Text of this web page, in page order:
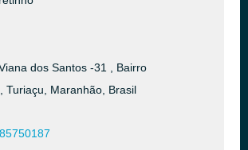
dos Santos -31 , Bairro
Turiaçu, Maranhão, Brasil